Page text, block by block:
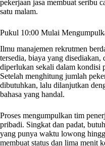
pekerjaan jasa membuat seribu
satu malam.
Pukul 10:00 Mulai
Ilmu manajemen rekrutmen
tersedia, biaya yang disediakan,
diperlukan sekali dalam kondisi
Setelah menghitung jumlah
dibutuhkan, lalu dilanjutkan
bahasa yang handal.
Proses mengumpulkan tim
pribadi. Singkat dan padat,
yang punya waktu lowong
membuat status dan lima menit